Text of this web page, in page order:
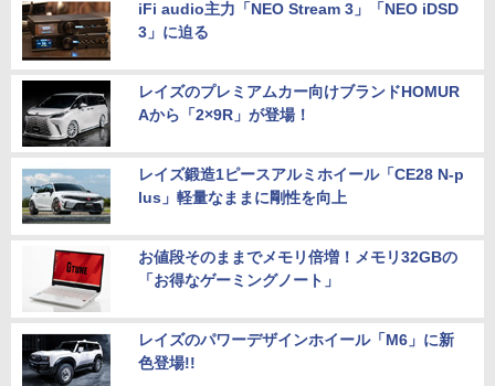
iFi audio主力「NEO Stream 3」「NEO iDSD
3」に迫る
レイズのプレミアムカー向けブランドHOMUR
Aから「2×9R」が登場！
レイズ鍛造1ピースアルミホイール「CE28 N-p
lus」軽量なままに剛性を向上
お値段そのままでメモリ倍増！メモリ32GBの
「お得なゲーミングノート」
レイズのパワーデザインホイール「M6」に新
色登場!!